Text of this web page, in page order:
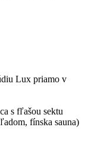
Lux priamo v
s fľašou sektu
fínska sauna)